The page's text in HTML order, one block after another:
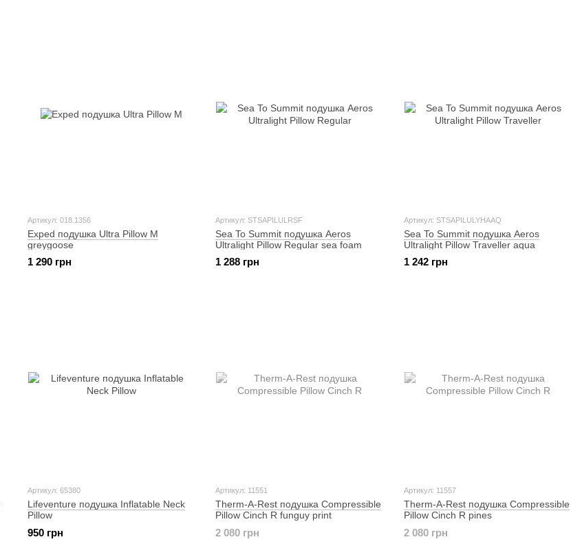
Артикул: 018.1356
Exped подушка Ultra Pillow M
greygoose
1 290 грн
Артикул: STSAPILULRSF
Sea To Summit подушка Aeros
Ultralight Pillow Regular sea foam
1 288 грн
Артикул: STSAPILULYHAAQ
Sea To Summit подушка Aeros
Ultralight Pillow Traveller aqua
1 242 грн
Артикул: 65380
Lifeventure подушка Inflatable Neck
Pillow
950 грн
Артикул: 11551
Therm-A-Rest подушка Compressible
Pillow Cinch R funguy print
2 080 грн
Артикул: 11557
Therm-A-Rest подушка Compressible
Pillow Cinch R pines
2 080 грн